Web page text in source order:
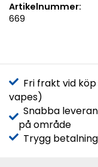
Artikelnummer:
669
Fri frakt vid
vapes)
Snabba
på område
Trygg betalning